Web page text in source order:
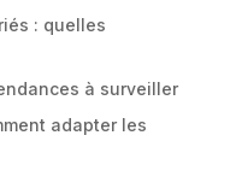
: quelles
à surveiller
adapter les